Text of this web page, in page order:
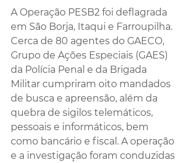
A Operação PESB2 foi deflagrada
em São Borja, Itaqui e Farroupilha.
Cerca de 80 agentes do GAECO,
Grupo de Ações Especiais (GAES)
da Polícia Penal e da Brigada
Militar cumpriram oito mandados
de busca e apreensão, além da
quebra de sigilos telemáticos,
pessoais e informáticos, bem
como bancário e fiscal. A operação
e a investigação foram conduzidas